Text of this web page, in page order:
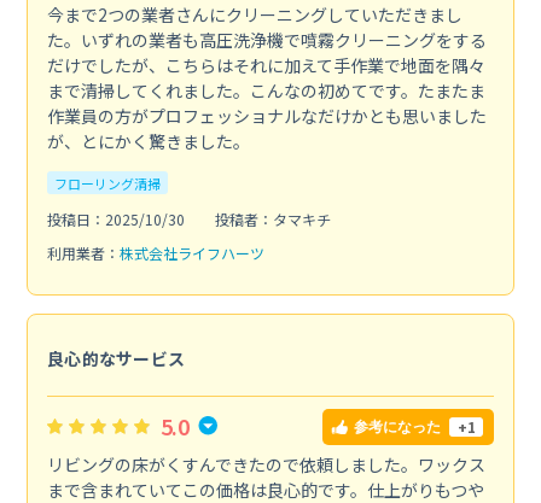
今まで2つの業者さんにクリーニングしていただきまし
た。いずれの業者も高圧洗浄機で噴霧クリーニングをする
だけでしたが、こちらはそれに加えて手作業で地面を隅々
まで清掃してくれました。こんなの初めてです。たまたま
作業員の方がプロフェッショナルなだけかとも思いました
が、とにかく驚きました。
フローリング清掃
投稿日：2025/10/30
投稿者：タマキチ
利用業者： 株式会社ライフハーツ
良心的なサービス
5.0 参考になった +1
リビングの床がくすんできたので依頼しました。ワックス
まで含まれていてこの価格は良心的です。仕上がりもつや